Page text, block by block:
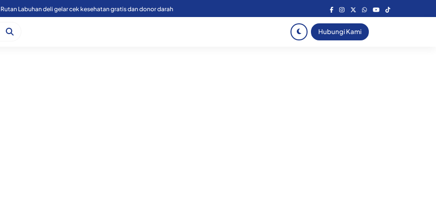
Rutan Labuhan deli gelar cek kesehatan gratis dan donor darah
Hubungi Kami